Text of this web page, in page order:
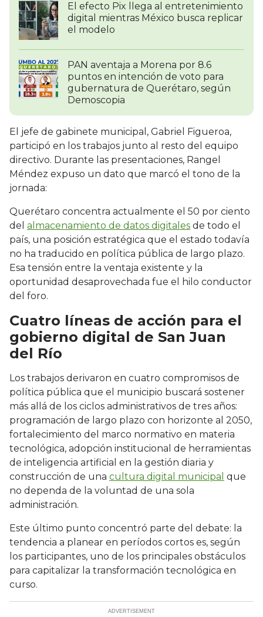
El efecto Pix llega al entretenimiento
digital mientras México busca replicar
el modelo
PAN aventaja a Morena por 8.6
puntos en intención de voto para
gubernatura de Querétaro, según
Demoscopia
El jefe de gabinete municipal, Gabriel Figueroa,
participó en los trabajos junto al resto del equipo
directivo. Durante las presentaciones, Rangel
Méndez expuso un dato que marcó el tono de la
jornada:
Querétaro concentra actualmente el 50 por ciento
del almacenamiento de datos digitales de todo el
país, una posición estratégica que el estado todavía
no ha traducido en política pública de largo plazo.
Esa tensión entre la ventaja existente y la
oportunidad desaprovechada fue el hilo conductor
del foro.
Cuatro líneas de acción para el
gobierno digital de San Juan
del Río
Los trabajos derivaron en cuatro compromisos de
política pública que el municipio buscará sostener
más allá de los ciclos administrativos de tres años:
programación de largo plazo con horizonte al 2050,
fortalecimiento del marco normativo en materia
tecnológica, adopción institucional de herramientas
de inteligencia artificial en la gestión diaria y
construcción de una cultura digital municipal que
no dependa de la voluntad de una sola
administración.
Este último punto concentró parte del debate: la
tendencia a planear en períodos cortos es, según
los participantes, uno de los principales obstáculos
para capitalizar la transformación tecnológica en
curso.